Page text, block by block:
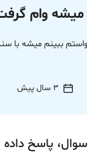
میشه وام
ببینم میشه با
3 سال پیش
پاسخ